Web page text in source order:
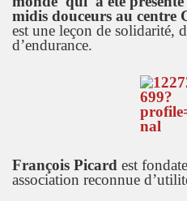
midis douceurs au centre
est une leçon de solidarité,
d’endurance.
François Picard est
association reconnue